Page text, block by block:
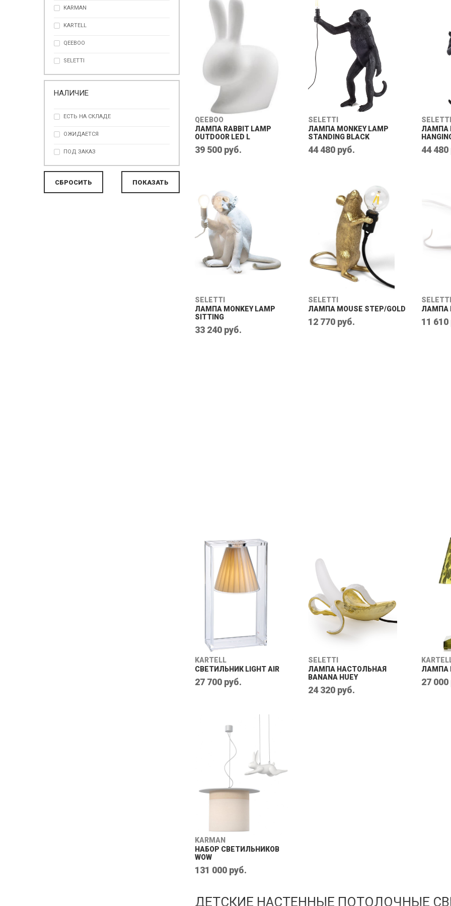
ОРАНЖЕВЫЙ
ПРОЗРАЧНЫЙ
РОЗОВЫЙ
ЧЕРНЫЙ
KARMAN
KARTELL
QEEBOO
SELETTI
НАЛИЧИЕ
ЕСТЬ НА СКЛАДЕ
ОЖИДАЕТСЯ
ПОД ЗАКАЗ
QEEBOO
ЛАМПА RABBIT LAMP
OUTDOOR LED L
39 500 руб.
SELETTI
ЛАМПА MONKEY LAMP
STANDING BLACK
44 480 руб.
SELETTI
ЛАМПА
44 480
SELETTI
ЛАМПА MONKEY LAMP
SITTING
33 240 руб.
SELETTI
ЛАМПА MOUSE STEP/GOLD
12 770 руб.
SELETTI
ЛАМПА
11 610
KARTELL
СВЕТИЛЬНИК LIGHT AIR
27 700 руб.
SELETTI
ЛАМПА НАСТОЛЬНАЯ
BANANA HUEY
24 320 руб.
ЛАМПА
27 000
KARMAN
НАБОР СВЕТИЛЬНИКОВ
WOW
131 000 руб.
ДЕТСКИЕ НАСТЕННЫЕ ПОТОЛОЧНЫЕ